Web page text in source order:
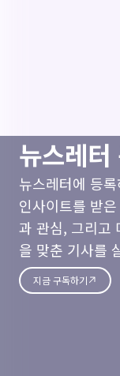
뉴스레터
뉴스레터에 등
인사이트를 받
과 관심, 그리고
을 맞춘 기사를
지금 구독하기